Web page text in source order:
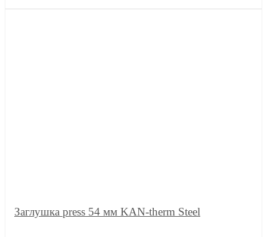
Заглушка press 54 мм KAN-therm Steel